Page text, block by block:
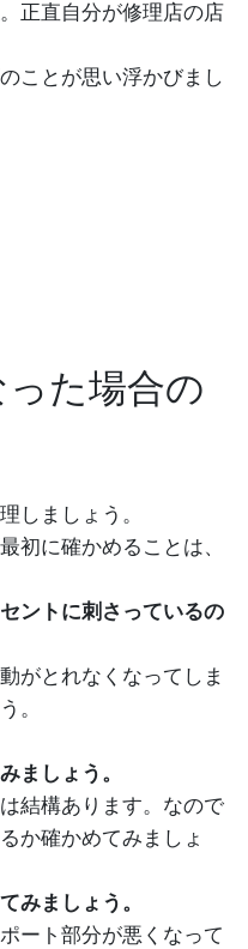
正直自分が修理店の店
ことが思い浮かびまし
た場合の
しましょう。
初に確かめることは、
ントに刺さっているの
がとれなくなってしま
。
しょう。
結構あります。なので
か確かめてみましょ
ましょう。
ート部分が悪くなって